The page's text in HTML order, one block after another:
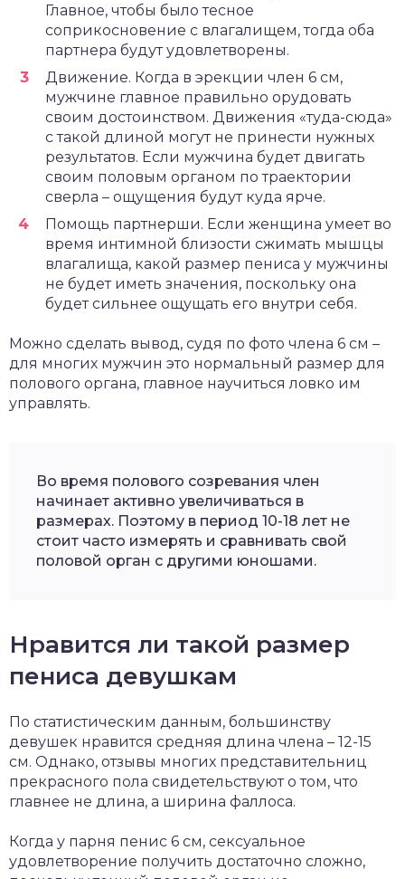
Главное, чтобы было тесное
соприкосновение с влагалищем, тогда оба
партнера будут удовлетворены.
Движение. Когда в эрекции член 6 см,
мужчине главное правильно орудовать
своим достоинством. Движения «туда-сюда»
с такой длиной могут не принести нужных
результатов. Если мужчина будет двигать
своим половым органом по траектории
сверла – ощущения будут куда ярче.
Помощь партнерши. Если женщина умеет во
время интимной близости сжимать мышцы
влагалища, какой размер пениса у мужчины
не будет иметь значения, поскольку она
будет сильнее ощущать его внутри себя.
Можно сделать вывод, судя по фото члена 6 см –
для многих мужчин это нормальный размер для
полового органа, главное научиться ловко им
управлять.
Во время полового созревания член
начинает активно увеличиваться в
размерах. Поэтому в период 10-18 лет не
стоит часто измерять и сравнивать свой
половой орган с другими юношами.
Нравится ли такой размер
пениса девушкам
По статистическим данным, большинству
девушек нравится средняя длина члена – 12-15
см. Однако, отзывы многих представительниц
прекрасного пола свидетельствуют о том, что
главнее не длина, а ширина фаллоса.
Когда у парня пенис 6 см, сексуальное
удовлетворение получить достаточно сложно,